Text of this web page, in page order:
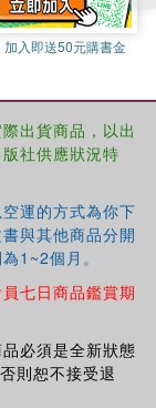
加入即送50元購書金
出貨商品，以出
社供應狀況特
運的方式為你下
與其他商品分開
1~2個月。
七日商品鑑賞期
必須是全新狀態
則恕不接受退